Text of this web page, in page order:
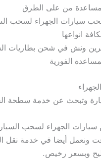
من على الطرق
سيارات الجهراء لسحب
انواعها
ونش في شحن بطاريات
الفورية
وتبحث عن خدمة سطحة
الجهراء لسحب
ونعمل أيضا في خدمة نقل
وبسعر رخيص.